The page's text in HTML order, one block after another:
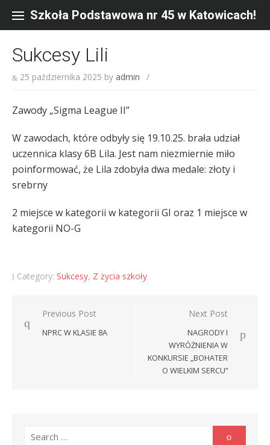
content
Szkoła Podstawowa nr 45 w Katowicach!
Sukcesy Lili
25 października 2025 by admin /
Zawody „Sigma League II”
W zawodach, które odbyły się 19.10.25. brała udział
uczennica klasy 6B Lila. Jest nam niezmiernie miło
poinformować, że Lila zdobyła dwa medale: złoty i
srebrny
2 miejsce w kategorii w kategorii GI oraz 1 miejsce w
kategorii NO-G
Category: Sukcesy, Z życia szkoły
Nawigacja
wpisu
Previous Post
NPRC W KLASIE 8A
Next Post
NAGRODY I
WYRÓŻNIENIA W
KONKURSIE „BOHATER
O WIELKIM SERCU”
for: